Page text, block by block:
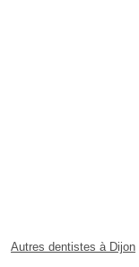
Autres dentistes à Dijon